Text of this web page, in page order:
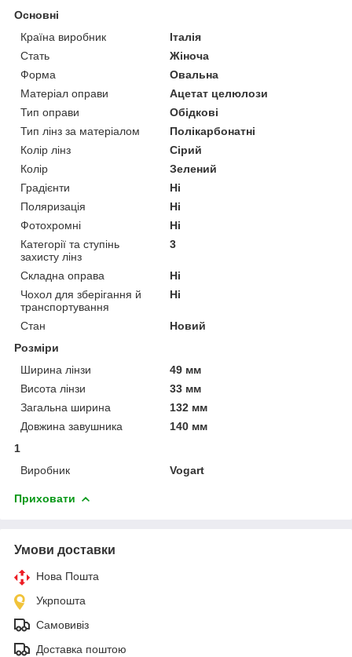
Основні
Країна виробник
Італія
Стать
Жіноча
Форма
Овальна
Матеріал оправи
Ацетат целюлози
Тип оправи
Обідкові
Тип лінз за матеріалом
Полікарбонатні
Колір лінз
Сірий
Колір
Зелений
Градієнти
Ні
Поляризація
Ні
Фотохромні
Ні
Категорії та ступінь
захисту лінз
3
Складна оправа
Ні
Чохол для зберігання й
транспортування
Ні
Стан
Новий
Розміри
Ширина лінзи
49 мм
Висота лінзи
33 мм
Загальна ширина
132 мм
Довжина завушника
140 мм
1
Виробник
Vogart
Приховати
Умови доставки
Нова Пошта
Укрпошта
Самовивіз
Доставка поштою